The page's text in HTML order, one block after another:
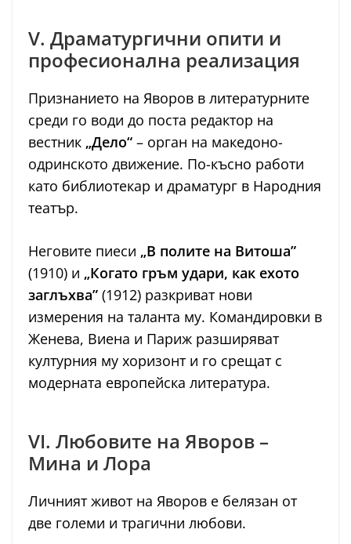
V. Драматургични опити и
професионална реализация
Признанието на Яворов в литературните
среди го води до поста редактор на
вестник „Дело“ – орган на македоно-
одринското движение. По-късно работи
като библиотекар и драматург в Народния
театър.
Неговите пиеси „В полите на Витоша”
(1910) и „Когато гръм удари, как ехото
заглъхва” (1912) разкриват нови
измерения на таланта му. Командировки в
Женева, Виена и Париж разширяват
културния му хоризонт и го срещат с
модерната европейска литература.
VI. Любовите на Яворов –
Мина и Лора
Личният живот на Яворов е белязан от
две големи и трагични любови.